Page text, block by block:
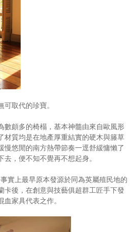
取代的珍寶。
數頗多的椅榻，基本神髓由來自歐風形
材質均是在地產厚重結實的硬木與籐草
慢悠閒的南方熱帶節奏一逕舒緩慵懶了
，便不知不覺再不想起身。
實上最早原本發源於同為英屬殖民地的
卡後，在創意與技藝俱超群工匠手下發
家具代表之作。